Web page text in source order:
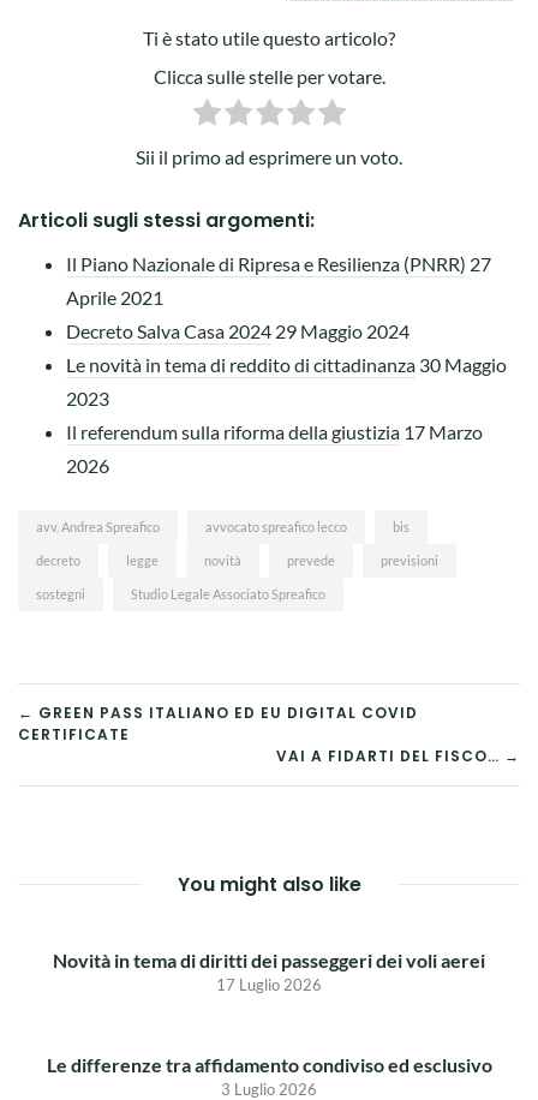
Ti è stato utile questo articolo?
Clicca sulle stelle per votare.
Sii il primo ad esprimere un voto.
Articoli sugli stessi argomenti:
Il Piano Nazionale di Ripresa e Resilienza (PNRR) 27
Aprile 2021
Decreto Salva Casa 2024 29 Maggio 2024
Le novità in tema di reddito di cittadinanza 30 Maggio
2023
Il referendum sulla riforma della giustizia 17 Marzo
2026
avv. Andrea Spreafico avvocato spreafico lecco bis
decreto legge novità prevede previsioni
sostegni Studio Legale Associato Spreafico
NAVIGAZIONE
ARTICOLI
← GREEN PASS ITALIANO ED EU DIGITAL COVID
CERTIFICATE
VAI A FIDARTI DEL FISCO… →
You might also like
Novità in tema di diritti dei passeggeri dei voli aerei
17 Luglio 2026
Le differenze tra affidamento condiviso ed esclusivo
3 Luglio 2026